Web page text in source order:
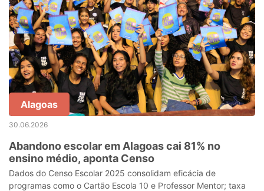
Alagoas
30.06.2026
Abandono escolar em Alagoas cai 81% no
ensino médio, aponta Censo
Dados do Censo Escolar 2025 consolidam eficácia de
programas como o Cartão Escola 10 e Professor Mentor; taxa